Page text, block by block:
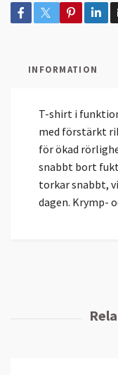
INFORMATION
T-shirt i
med förstärkt
för ökad
snabbt bort
torkar snabbt,
dagen. Krymp-